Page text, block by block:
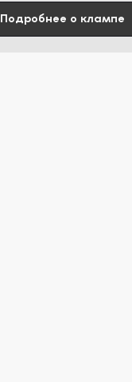
Подробнее о клампе